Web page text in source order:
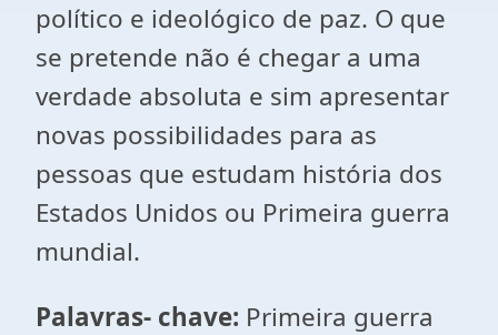
político e ideológico de paz. O que
se pretende não é chegar a uma
verdade absoluta e sim apresentar
novas possibilidades para as
pessoas que estudam história dos
Estados Unidos ou Primeira guerra
mundial.
Palavras- chave: Primeira guerra